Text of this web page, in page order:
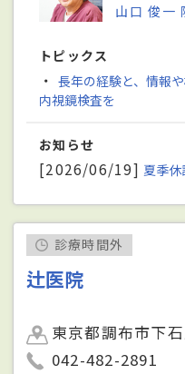
山口 俊一
トピックス
・ 長年の経験と、情報
内視鏡検査を
お知らせ
[2026/06/19] 夏季休
診療時間外
辻医院
東京都調布市下
042-482-2891